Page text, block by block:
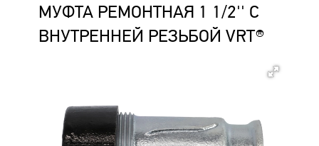
МУФТА РЕМОНТНАЯ 1 1/2'' С
ВНУТРЕННЕЙ РЕЗЬБОЙ VRT®